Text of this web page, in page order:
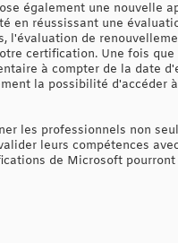
également une nouvelle
en réussissant une
l'évaluation de
certification. Une fois
à compter de la date
la possibilité d'accéder
les professionnels non
leurs compétences
de Microsoft